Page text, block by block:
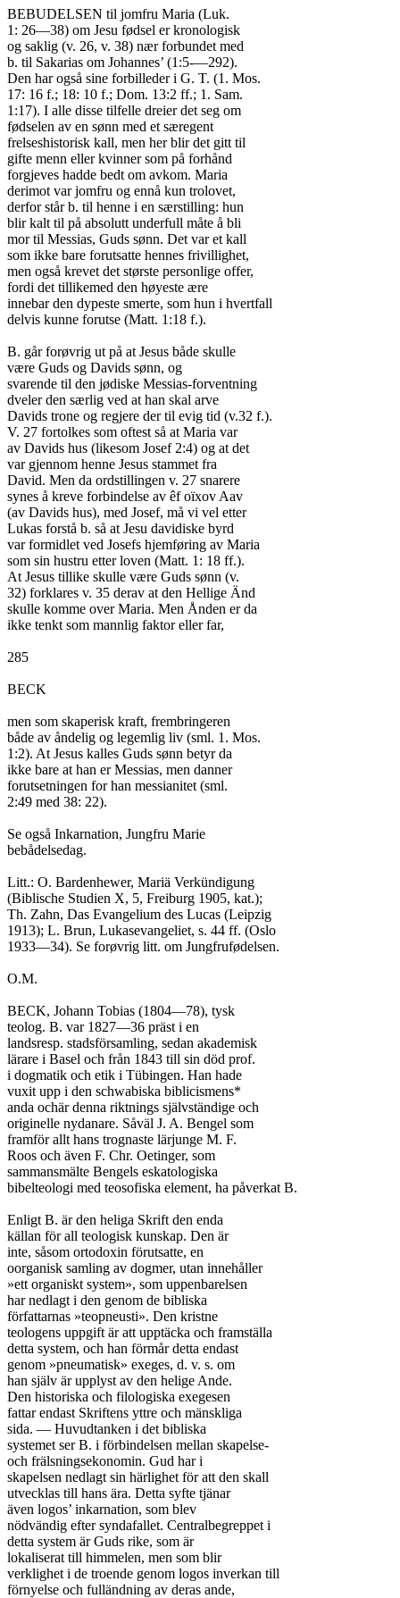
BEBUDELSEN til jomfru Maria (Luk.
1: 26—38) om Jesu fødsel er kronologisk
og saklig (v. 26, v. 38) nær forbundet med
b. til Sakarias om Johannes’ (1:5-—292).
Den har også sine forbilleder i G. T. (1. Mos.
17: 16 f.; 18: 10 f.; Dom. 13:2 ff.; 1. Sam.
1:17). I alle disse tilfelle dreier det seg om
fødselen av en sønn med et særegent
frelseshistorisk kall, men her blir det gitt til
gifte menn eller kvinner som på forhånd
forgjeves hadde bedt om avkom. Maria
derimot var jomfru og ennå kun trolovet,
derfor står b. til henne i en særstilling: hun
blir kalt til på absolutt underfull måte å bli
mor til Messias, Guds sønn. Det var et kall
som ikke bare forutsatte hennes frivillighet,
men også krevet det største personlige offer,
fordi det tillikemed den høyeste ære
innebar den dypeste smerte, som hun i hvertfall
delvis kunne forutse (Matt. 1:18 f.).
B. går forøvrig ut på at Jesus både skulle
være Guds og Davids sønn, og
svarende til den jødiske Messias-forventning
dveler den særlig ved at han skal arve
Davids trone og regjere der til evig tid (v.32 f.).
V. 27 fortolkes som oftest så at Maria var
av Davids hus (likesom Josef 2:4) og at det
var gjennom henne Jesus stammet fra
David. Men da ordstillingen v. 27 snarere
synes å kreve forbindelse av êf oïxov Aav
(av Davids hus), med Josef, må vi vel etter
Lukas forstå b. så at Jesu davidiske byrd
var formidlet ved Josefs hjemføring av Maria
som sin hustru etter loven (Matt. 1: 18 ff.).
At Jesus tillike skulle være Guds sønn (v.
32) forklares v. 35 derav at den Hellige Änd
skulle komme over Maria. Men Ånden er da
ikke tenkt som mannlig faktor eller far,
285
BECK
men som skaperisk kraft, frembringeren
både av åndelig og legemlig liv (sml. 1. Mos.
1:2). At Jesus kalles Guds sønn betyr da
ikke bare at han er Messias, men danner
forutsetningen for han messianitet (sml.
2:49 med 38: 22).
Se også Inkarnation, Jungfru Marie
bebådelsedag.
Litt.: O. Bardenhewer, Mariä Verkündigung
(Biblische Studien X, 5, Freiburg 1905, kat.);
Th. Zahn, Das Evangelium des Lucas (Leipzig
1913); L. Brun, Lukasevangeliet, s. 44 ff. (Oslo
1933—34). Se forøvrig litt. om Jungfrufødelsen.
O.M.
BECK, Johann Tobias (1804—78), tysk
teolog. B. var 1827—36 präst i en
landsresp. stadsförsamling, sedan akademisk
lärare i Basel och från 1843 till sin död prof.
i dogmatik och etik i Tübingen. Han hade
vuxit upp i den schwabiska biblicismens*
anda ochär denna riktnings självständige och
originelle nydanare. Såväl J. A. Bengel som
framför allt hans trognaste lärjunge M. F.
Roos och även F. Chr. Oetinger, som
sammansmälte Bengels eskatologiska
bibelteologi med teosofiska element, ha påverkat B.
Enligt B. är den heliga Skrift den enda
källan för all teologisk kunskap. Den är
inte, såsom ortodoxin förutsatte, en
oorganisk samling av dogmer, utan innehåller
»ett organiskt system», som uppenbarelsen
har nedlagt i den genom de bibliska
författarnas »teopneusti». Den kristne
teologens uppgift är att upptäcka och framställa
detta system, och han förmår detta endast
genom »pneumatisk» exeges, d. v. s. om
han själv är upplyst av den helige Ande.
Den historiska och filologiska exegesen
fattar endast Skriftens yttre och mänskliga
sida. — Huvudtanken i det bibliska
systemet ser B. i förbindelsen mellan skapelse-
och frälsningsekonomin. Gud har i
skapelsen nedlagt sin härlighet för att den skall
utvecklas till hans ära. Detta syfte tjänar
även logos’ inkarnation, som blev
nödvändig efter syndafallet. Centralbegreppet i
detta system är Guds rike, som är
lokaliserat till himmelen, men som blir
verklighet i de troende genom logos inverkan till
förnyelse och fulländning av deras ande,